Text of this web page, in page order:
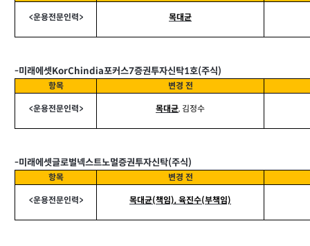
<운용전문인력> 목대균
-미래에셋KorChindia포커스7증권투자신탁1호(주식)
항목 변경 전
<운용전문인력> 목대균, 김정수
-미래에셋글로벌넥스트노멀증권투자신탁(주식)
항목 변경 전
<운용전문인력> 목대균(책임), 육진수(부책임)